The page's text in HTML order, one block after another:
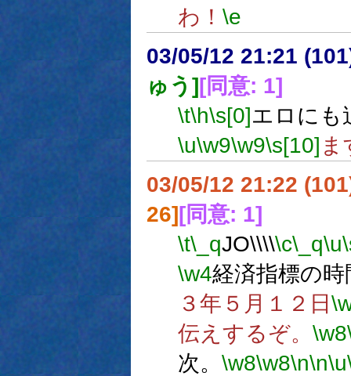
わ！ \e
03/05/12 21:21
ゅう][同意: 1]
\t\h\s[0]エロにも
\u\w9\w9\s[10]
03/05/12 21:22
26][同意: 1]
\t\_qJO\\\\\c\_q\u
\w4経済指標の
３年５月１２日
伝えするぞ。 \w8
次。 \w8\w8\n\n\u